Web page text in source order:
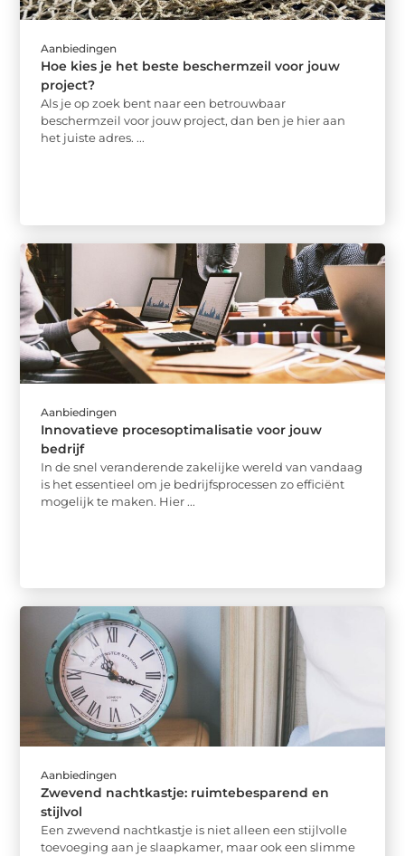
Aanbiedingen
Hoe kies je het beste beschermzeil voor jouw
project?
Als je op zoek bent naar een betrouwbaar
beschermzeil voor jouw project, dan ben je hier aan
het juiste adres. ...
Aanbiedingen
Innovatieve procesoptimalisatie voor jouw
bedrijf
In de snel veranderende zakelijke wereld van vandaag
is het essentieel om je bedrijfsprocessen zo efficiënt
mogelijk te maken. Hier ...
Aanbiedingen
Zwevend nachtkastje: ruimtebesparend en
stijlvol
Een zwevend nachtkastje is niet alleen een stijlvolle
toevoeging aan je slaapkamer, maar ook een slimme